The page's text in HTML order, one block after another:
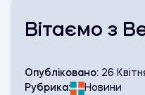
Вітаємо з
Опубліковано: 26
Рубрика:
Новини